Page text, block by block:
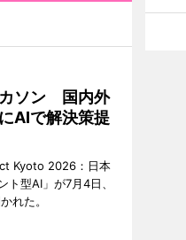
ソン 国内外
AIで解決策提
Kyoto 2026：日本
ト型AI」が7月4日、
れた。